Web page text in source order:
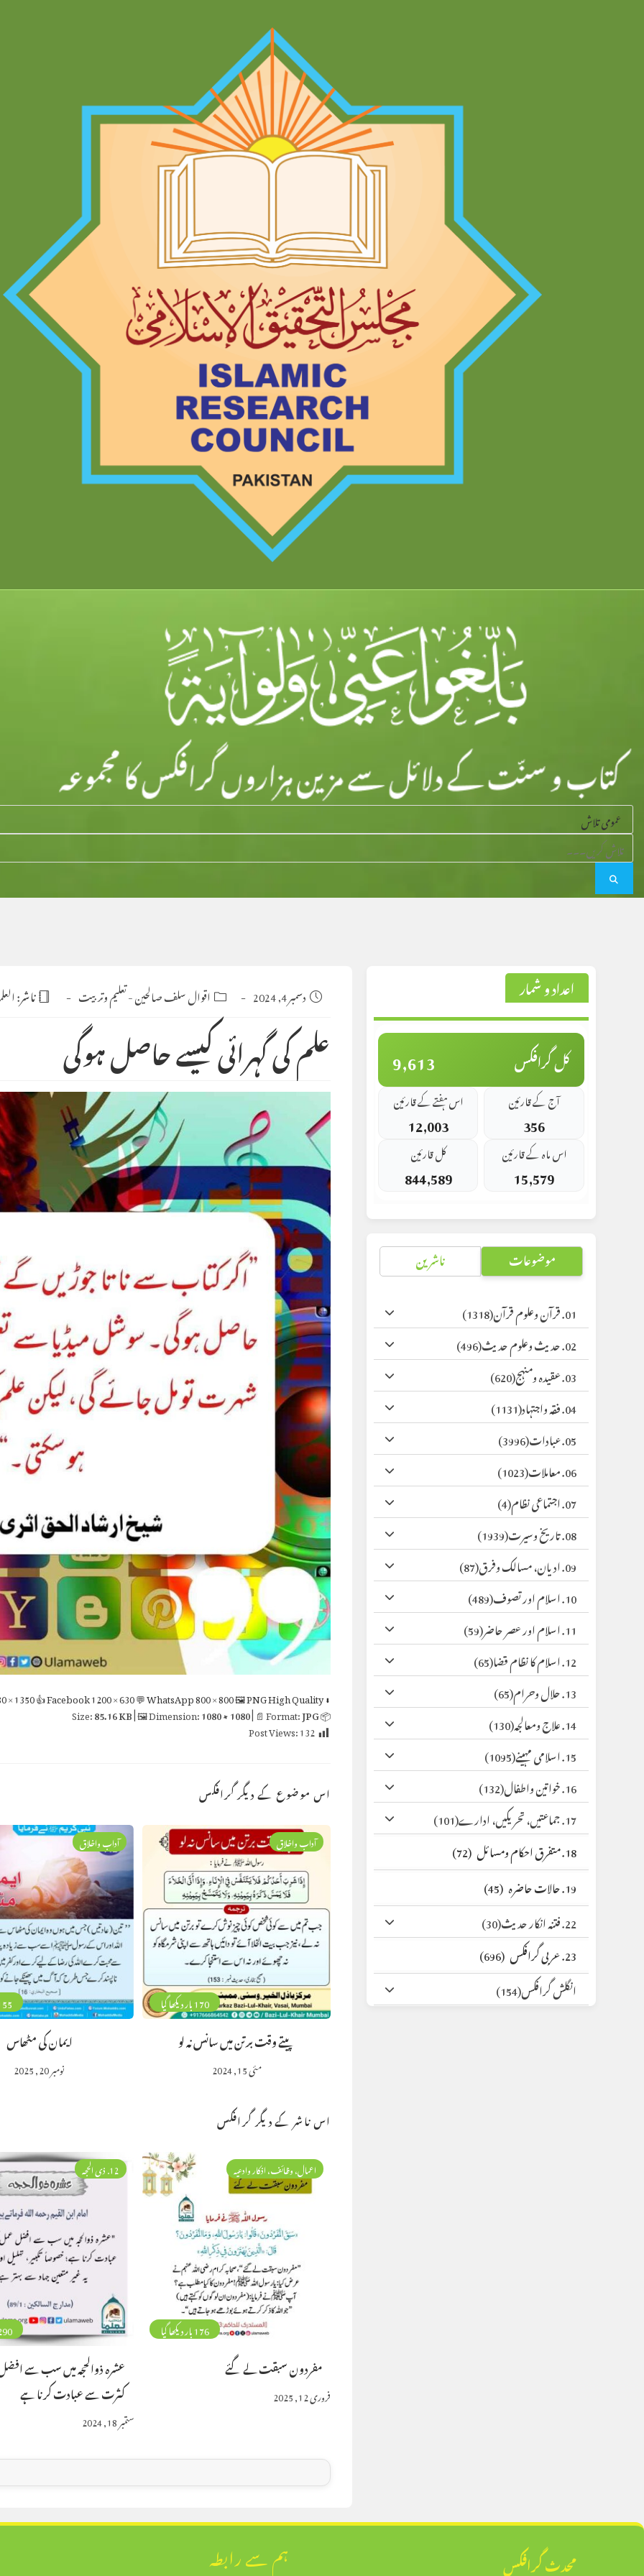
Post
published:
دسمبر 4, 2024 Post
category:
اقوال سلف صالحین-تعلیم وتربیت ناشر:
علم کی گہرائی کیسے حاصل ہوگی
⬇ Original
× 1350👍 Facebook1200 × 630💬 WhatsApp800 × 800🖼 PNGHigh Quality
📦 Size:
85.16 KB| 🖼 Dimension:1080 × 1080| 📄 Format:JPG
Post Views:132
اس موضوع کے دیگر گرافکس
155 بار
آداب واخلاق
ایمان کی مٹھاس
نومبر 20, 2025
170 بار دیکھا گیا
آداب واخلاق
پیتے وقت برتن میں سانس نہ لو
مئی 15, 2024
اس ناشر کے دیگر گرافکس
290 بار
12. ذی الحجہ
عشرہ ذوالحجہ میں سب سے
کثرت سے عبادت کرنا ہے
ستمبر 18, 2024
176 بار دیکھا گیا
اعمال، وظائف، اذکار وادعیہ
مفردون سبقت لے گئے
فروری 12, 2025
اعداد و شمار
کل گرافکس 9,613
آج کے قارئین
356
اس ہفتے کے قارئین
12,003
اس ماہ کے قارئین
15,579
کل قارئین
844,589
موضوعات ناشرین
01. قرآن وعلوم قرآن
(1318)
02. حدیث وعلوم حدیث
(496)
03. عقیدہ ومنہج
(620)
04. فقہ واجتہاد
(1131)
05. عبادات
(3996)
06. معاملات
(1023)
07. اجتماعی نظام
(4)
08. تاریخ وسیرت
(1939)
09. ادیان، مسالک وفرق
(87)
10. اسلام اور تصوف
(489)
11. اسلام اور عصر حاضر
(59)
12. اسلام کا نظام قضا
(65)
13. حلال وحرام
(65)
14. علاج ومعالجہ
(130)
15. اسلامی مہینے
(1095)
16. خواتین واطفال
(132)
17. جماعتیں، تحریکیں، ادارے
(101)
18. متفرق احکام ومسائل
(72)
19. حالات حاضرہ
(45)
22. فتنہ انکار حدیث
(30)
23. عربی گرافکس
(696)
انگلش گرافکس(154)
ہم سے رابطہ محدث گرافکس